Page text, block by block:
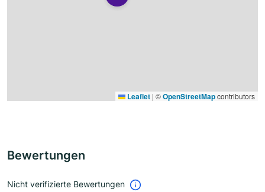
Leaflet | ©OpenStreetMapcontributors
Bewertungen
Nicht verifizierte Bewertungen